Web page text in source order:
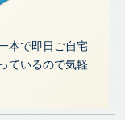
本で即日ご自宅
ているので気軽